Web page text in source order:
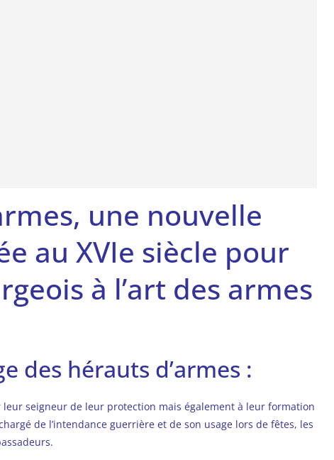
une nouvelle
au XVIe siècle pour
à l’art des armes
des hérauts d’armes :
leur seigneur de leur protection mais également à leur formation
de l’intendance guerrière et de son usage lors de fêtes, les